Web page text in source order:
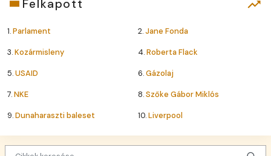
Felkapott
1.Parlament 2.Jane Fonda
3.Kozármisleny 4.Roberta Flack
5.USAID 6.Gázolaj
7.NKE 8.Szőke Gábor Miklós
9.Dunaharaszti baleset 10.Liverpool